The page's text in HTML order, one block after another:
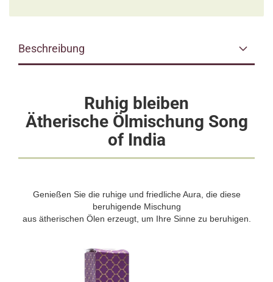
Beschreibung
Ruhig bleiben
Ätherische Ölmischung Song
of India
Genießen Sie die ruhige und friedliche Aura, die diese
beruhigende Mischung
aus ätherischen Ölen erzeugt, um Ihre Sinne zu beruhigen.